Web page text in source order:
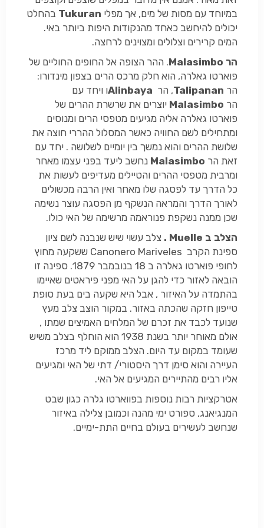
במיוחד עם מסות של מים, אך מפלי Tukuran בהחלט
יכולים להיחשב כאחד מהנקודות היפות ביותר באי.
המים קרירים וצלולים ומצוינים לרחצה.
הר Malasimbo. ההר הצופה אל החופים החוליים של
פוארטו גאלרה, הוא חלק מרכס הרים בצפון מינדורו:
הר Talipanan, הר Alinbayaו ויחד עם
הר Malasimbo יוצרים את שרשרת ההרים של
פוארטו גאלרה אליה מגיעים מטפסי הרים ומנוסים
ומתחילים לשם החוויה כאשר המסלול ההררי חוצה את
שלושת ההרים והוא נמשך בין יומיים לשלושה . יחד עם
זאת הר Malasimbo נחשב ליעד בפני עצמו מאחר
ומרבית מטפסי ההרים והטיילים מעדיפים לעשות את
כל הדרך עד לפסגה שלו מאחר ואין הרבה מכשולים
לאורך הדרך והמראה הנשקף מן הפסגה עוצר נשימה
שכן ממנה נשקפת פנוראמה מרשימה של האי כולו.
הצלב ב Muelle
. צלב עשוי שיש שנבנה לשם ציון
ספינת הקרב Canonero Mariveles ששקעה מחוץ
לחופי פוארטו גאלרה ב 18 בנובמבר 1879. ספינה זו
הובאה לאזור כדי להגן על האי מפני פיראטים שאיימו
בהתמדה על האיזור , אבל היא שקעה בים בעת סופת
טייפון חזקה שהכתה באזור. במקור הוצב צלב מעץ
שנועד לכבד את זכרם של המלחים האמיצים שמתו ,
אולם מאוחר יותר בשנת 1938 הוא הוחלף בצלב משיש
שעומד במקום עד היום. הצלב ממוקם ליד מרכז
העיירה והוא סימן דרך היסטורי/ דתי של האי ומגיעים
אליו רבים מהתיירים המגיעים אל האי.
אטרקציות רבות נוספות בפווארטו גלרה כגון שבט
המנגיאנג, ספורט ימי מהנה וכמובן צלילה באיזור
שנחשב לעשירים בעולם בחיים התת-ימיים.